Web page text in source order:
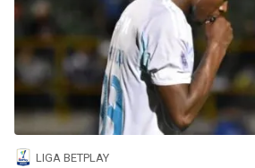
LIGA BETPLAY